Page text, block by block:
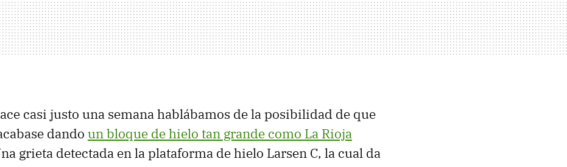
casi justo una semana hablábamos de la posibilidad de que
dando un bloque de hielo tan grande como La Rioja
grieta detectada en la plataforma de hielo Larsen C, la cual da